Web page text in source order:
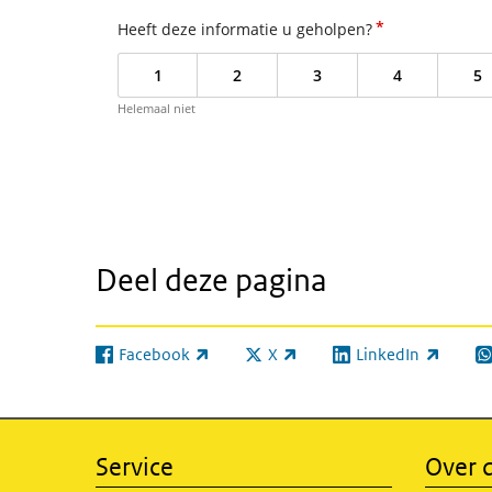
Heeft deze informatie u geholpen?*
1 2 3 4 5
Helemaal niet
Deel deze pagina
Facebook
(externe link) X
(externe link) LinkedIn
(externe link)
Service Over